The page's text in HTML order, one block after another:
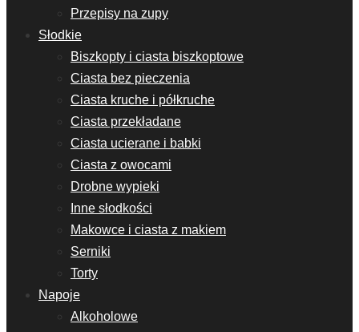
Przepisy na zupy
Słodkie
Biszkopty i ciasta biszkoptowe
Ciasta bez pieczenia
Ciasta kruche i półkruche
Ciasta przekładane
Ciasta ucierane i babki
Ciasta z owocami
Drobne wypieki
Inne słodkości
Makowce i ciasta z makiem
Serniki
Torty
Napoje
Alkoholowe